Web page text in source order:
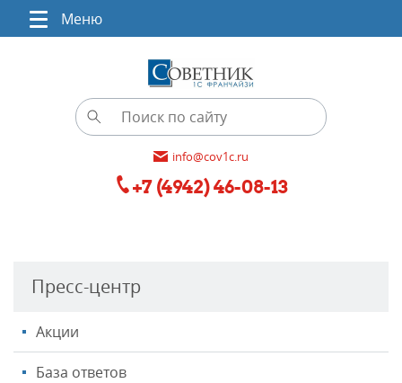
Меню
info@cov1c.ru
+7 (4942) 46-08-13
Пресс-центр
Акции
База ответов